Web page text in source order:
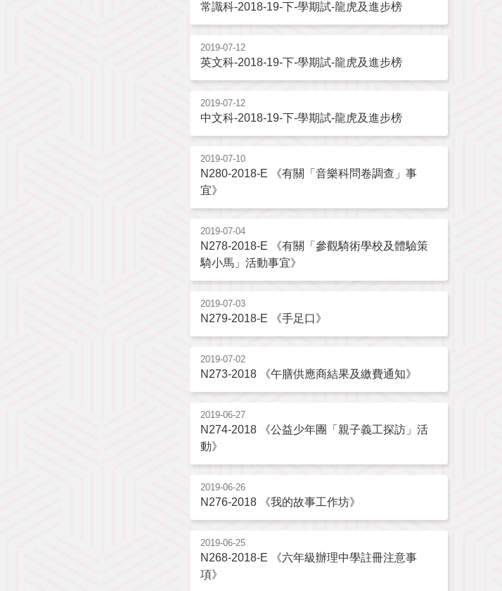
常識科-2018-19-下-學期試-龍虎及進步榜
2019-07-12
英文科-2018-19-下-學期試-龍虎及進步榜
2019-07-12
中文科-2018-19-下-學期試-龍虎及進步榜
2019-07-10
N280-2018-E 《有關「音樂科問卷調查」事
宜》
2019-07-04
N278-2018-E 《有關「參觀騎術學校及體驗策
騎小馬」活動事宜》
2019-07-03
N279-2018-E 《手足口》
2019-07-02
N273-2018 《午膳供應商結果及繳費通知》
2019-06-27
N274-2018 《公益少年團「親子義工探訪」活
動》
2019-06-26
N276-2018 《我的故事工作坊》
2019-06-25
N268-2018-E 《六年級辦理中學註冊注意事
項》